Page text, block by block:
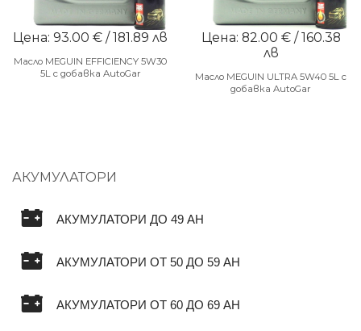
Цена: 93.00 € / 181.89 лв
Масло MEGUIN EFFICIENCY 5W30
5L с добавка AutoGar
Цена: 82.00 € / 160.38
лв
Масло MEGUIN ULTRA 5W40 5L с
добавка AutoGar
АКУМУЛАТОРИ
АКУМУЛАТОРИ ДО 49 AH
АКУМУЛАТОРИ ОТ 50 ДО 59 AH
АКУМУЛАТОРИ ОТ 60 ДО 69 AH